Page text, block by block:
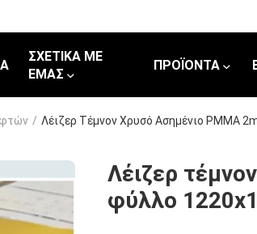
ΣΧΕΤΙΚΆ ΜΕ
ΕΜΆΣ
ΠΡΟΪΌΝΤΑ
/ Λέιζερ Τέμνον Χρυσό Ασημένιο PMMA
Λέιζερ
φύλλο